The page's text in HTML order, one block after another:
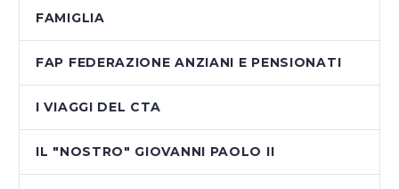
FAMIGLIA
FAP FEDERAZIONE ANZIANI E PENSIONATI
I VIAGGI DEL CTA
IL "NOSTRO" GIOVANNI PAOLO II